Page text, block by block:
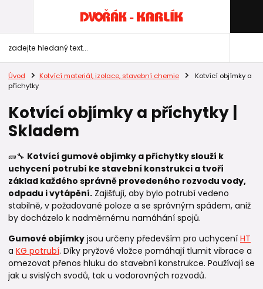
Úvod Kotvící materiál, izolace, stavební chemie
Kotvící objímky a
příchytky
Kotvící objímky a příchytky |
Skladem
🧱🔧 Kotvící gumové objímky a příchytky slouží k
uchycení potrubí ke stavební konstrukci a tvoří
základ každého správně provedeného rozvodu vody,
odpadu i vytápění. Zajišťují, aby bylo potrubí vedeno
stabilně, v požadované poloze a se správným spádem, aniž
by docházelo k nadměrnému namáhání spojů.
Gumové objímky jsou určeny především pro uchycení HT
a KG potrubí. Díky pryžové vložce pomáhají tlumit vibrace a
omezovat přenos hluku do stavební konstrukce. Používají se
jak u svislých svodů, tak u vodorovných rozvodů.